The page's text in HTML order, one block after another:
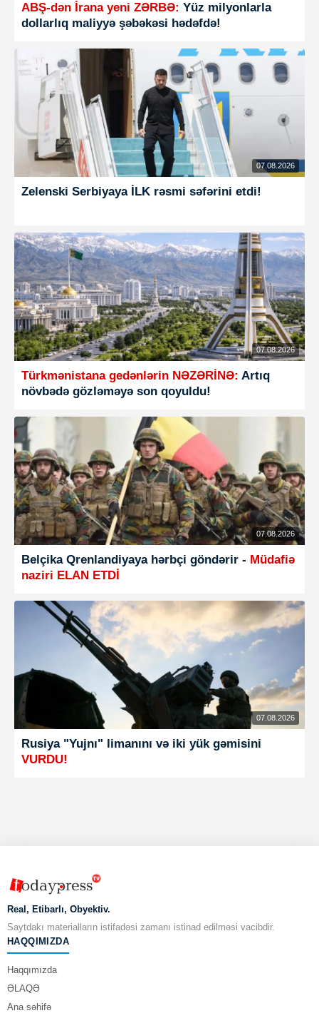
ABŞ-dən İrana yeni ZƏRBƏ: Yüz milyonlarla
dollarlıq maliyyə şəbəkəsi hədəfdə!
07.08.2026
Zelenski Serbiyaya İLK rəsmi səfərini etdi!
07.08.2026
Türkmənistana gedənlərin NƏZƏRİNƏ: Artıq
növbədə gözləməyə son qoyuldu!
07.08.2026
Belçika Qrenlandiyaya hərbçi göndərir - Müdafiə
naziri ELAN ETDİ
07.08.2026
Rusiya "Yujnı" limanını və iki yük gəmisini
VURDU!
Real, Etibarlı, Obyektiv.
Saytdakı materialların istifadəsi zamanı istinad edilməsi vacibdir.
HAQQIMIZDA
Haqqımızda
ƏLAQƏ
Ana səhifə